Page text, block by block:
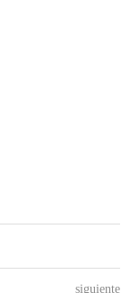
siguiente